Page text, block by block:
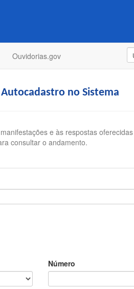
Ouvidorias.gov
Autocadastro no Sistema
e às respostas
consultar o andamento.
Número